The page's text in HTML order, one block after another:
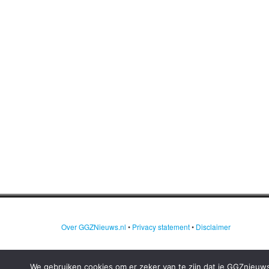
Over GGZNieuws.nl • Privacy statement• Disclaimer
We gebruiken cookies om er zeker van te zijn dat je